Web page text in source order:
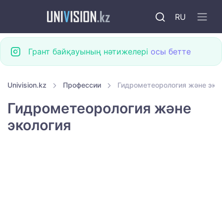
RU
Грант байқауының нәтижелері осы бетте
Univision.kz Профессии Гидрометеорология және
Гидрометеорология және
экология